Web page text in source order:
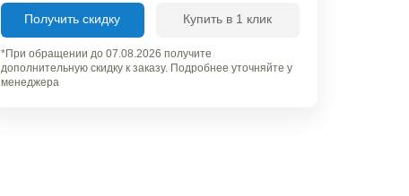
Получить скидку Купить в 1 клик
*При обращении до 07.08.2026 получите
дополнительную скидку к заказу. Подробнее уточняйте у
менеджера